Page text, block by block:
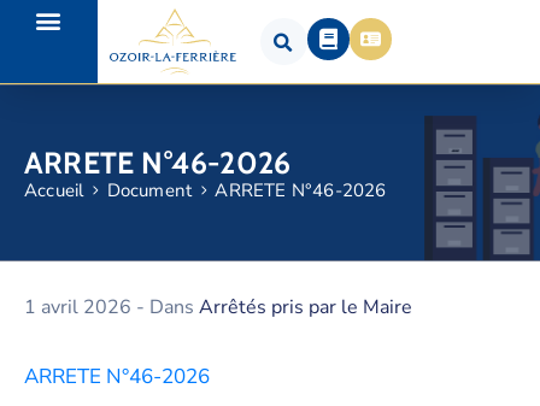
ARRETE N°46-2026
Accueil Document ARRETE N°46-2026
1 avril 2026 - Dans Arrêtés pris par le Maire
ARRETE N°46-2026